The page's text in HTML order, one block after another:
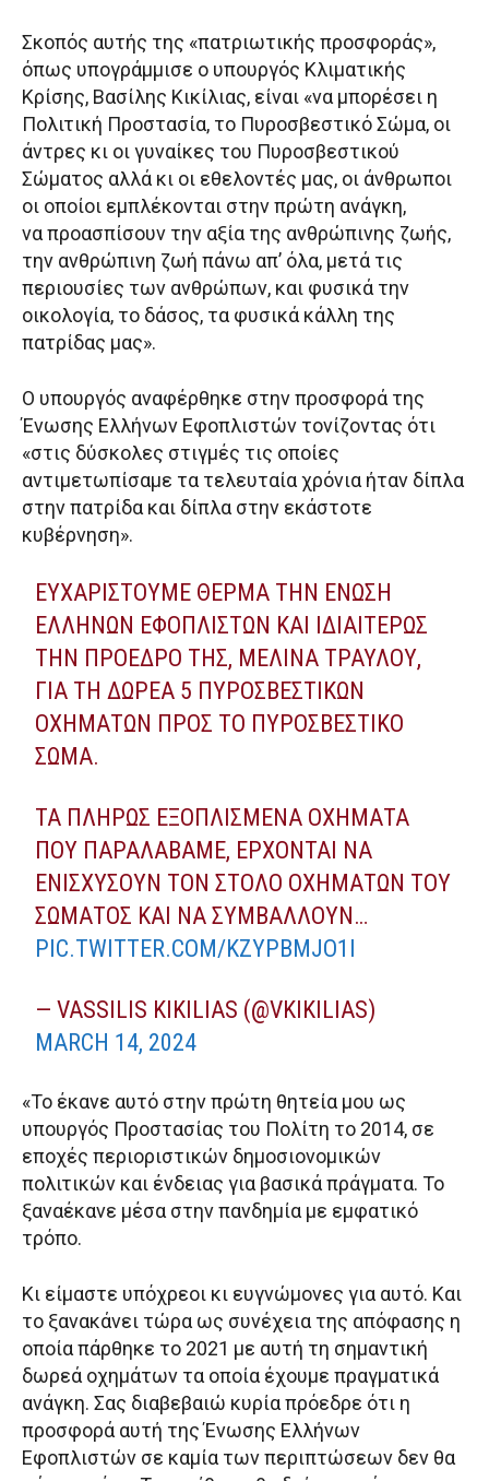
Σκοπός αυτής της «πατριωτικής προσφοράς»,
όπως υπογράμμισε ο υπουργός Κλιματικής
Κρίσης, Βασίλης Κικίλιας, είναι «να μπορέσει η
Πολιτική Προστασία, το Πυροσβεστικό Σώμα, οι
άντρες κι οι γυναίκες του Πυροσβεστικού
Σώματος αλλά κι οι εθελοντές μας, οι άνθρωποι
οι οποίοι εμπλέκονται στην πρώτη ανάγκη,
να προασπίσουν την αξία της ανθρώπινης ζωής,
την ανθρώπινη ζωή πάνω απ’ όλα, μετά τις
περιουσίες των ανθρώπων, και φυσικά την
οικολογία, το δάσος, τα φυσικά κάλλη της
πατρίδας μας».
Ο υπουργός αναφέρθηκε στην προσφορά της
Ένωσης Ελλήνων Εφοπλιστών τονίζοντας ότι
«στις δύσκολες στιγμές τις οποίες
αντιμετωπίσαμε τα τελευταία χρόνια ήταν δίπλα
στην πατρίδα και δίπλα στην εκάστοτε
κυβέρνηση».
ΕΥΧΑΡΙΣΤΟΎΜΕ ΘΕΡΜΆ ΤΗΝ ΈΝΩΣΗ
ΕΛΛΉΝΩΝ ΕΦΟΠΛΙΣΤΏΝ ΚΑΙ ΙΔΙΑΙΤΈΡΩΣ
ΤΗΝ ΠΡΌΕΔΡΌ ΤΗΣ, ΜΕΛΊΝΑ ΤΡΑΥΛΟΎ,
ΓΙΑ ΤΗ ΔΩΡΕΆ 5 ΠΥΡΟΣΒΕΣΤΙΚΏΝ
ΟΧΗΜΆΤΩΝ ΠΡΟΣ ΤΟ ΠΥΡΟΣΒΕΣΤΙΚΌ
ΣΏΜΑ.
ΤΑ ΠΛΉΡΩΣ ΕΞΟΠΛΙΣΜΈΝΑ ΟΧΉΜΑΤΑ
ΠΟΥ ΠΑΡΑΛΆΒΑΜΕ, ΈΡΧΟΝΤΑΙ ΝΑ
ΕΝΙΣΧΎΣΟΥΝ ΤΟΝ ΣΤΌΛΟ ΟΧΗΜΆΤΩΝ ΤΟΥ
ΣΏΜΑΤΟΣ ΚΑΙ ΝΑ ΣΥΜΒΆΛΛΟΥΝ…
PIC.TWITTER.COM/KZYPBMJO1I
— VASSILIS KIKILIAS (@VKIKILIAS)
MARCH 14, 2024
«Το έκανε αυτό στην πρώτη θητεία μου ως
υπουργός Προστασίας του Πολίτη το 2014, σε
εποχές περιοριστικών δημοσιονομικών
πολιτικών και ένδειας για βασικά πράγματα. Το
ξαναέκανε μέσα στην πανδημία με εμφατικό
τρόπο.
Κι είμαστε υπόχρεοι κι ευγνώμονες για αυτό. Και
το ξανακάνει τώρα ως συνέχεια της απόφασης η
οποία πάρθηκε το 2021 με αυτή τη σημαντική
δωρεά οχημάτων τα οποία έχουμε πραγματικά
ανάγκη. Σας διαβεβαιώ κυρία πρόεδρε ότι η
προσφορά αυτή της Ένωσης Ελλήνων
Εφοπλιστών σε καμία των περιπτώσεων δεν θα